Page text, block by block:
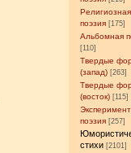
Религиозная
поэзия [175]
Альбомная
[110]
Твердые
(запад) [263]
Твердые
(восток) [115]
поэзия [257]
стихи [2101]